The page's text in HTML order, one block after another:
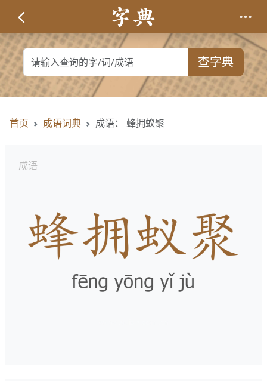
查字典
首页 成语词典 成语： 蜂拥蚁聚
成语